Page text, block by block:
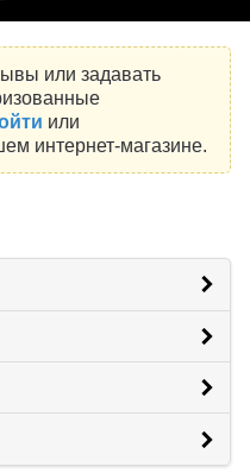
или задавать
или
интернет-магазине.